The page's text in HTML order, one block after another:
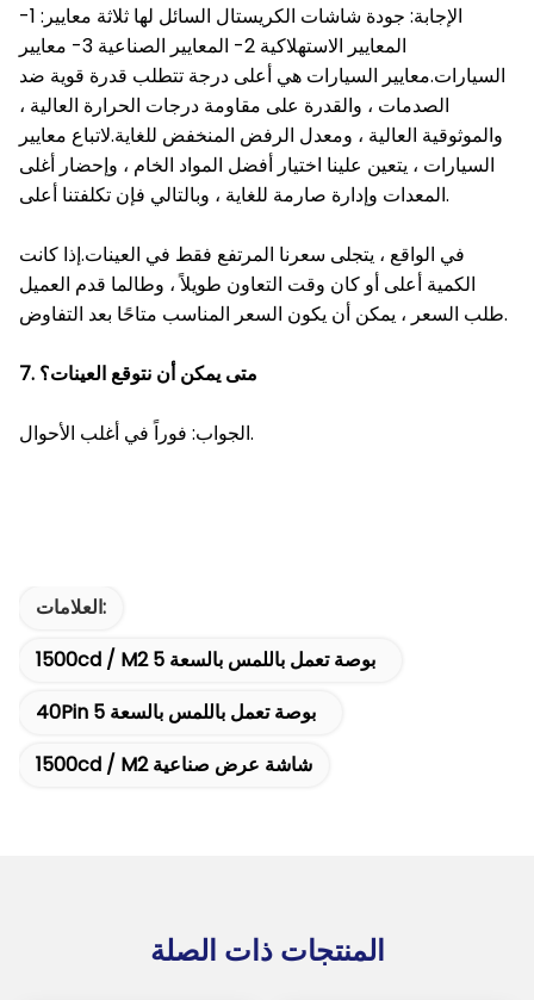
الإجابة: جودة شاشات الكريستال السائل لها ثلاثة معايير: 1-
المعايير الاستهلاكية 2- المعايير الصناعية 3- معايير
السيارات.معايير السيارات هي أعلى درجة تتطلب قدرة قوية ضد
الصدمات ، والقدرة على مقاومة درجات الحرارة العالية ،
والموثوقية العالية ، ومعدل الرفض المنخفض للغاية.لاتباع معايير
السيارات ، يتعين علينا اختيار أفضل المواد الخام ، وإحضار أغلى
المعدات وإدارة صارمة للغاية ، وبالتالي فإن تكلفتنا أعلى.
في الواقع ، يتجلى سعرنا المرتفع فقط في العينات.إذا كانت
الكمية أعلى أو كان وقت التعاون طويلاً ، وطالما قدم العميل
طلب السعر ، يمكن أن يكون السعر المناسب متاحًا بعد التفاوض.
7. متى يمكن أن نتوقع العينات؟
الجواب: فوراً في أغلب الأحوال.
العلامات:
1500cd / M2 5 بوصة تعمل باللمس بالسعة
40Pin 5 بوصة تعمل باللمس بالسعة
1500cd / M2 شاشة عرض صناعية
المنتجات ذات الصلة